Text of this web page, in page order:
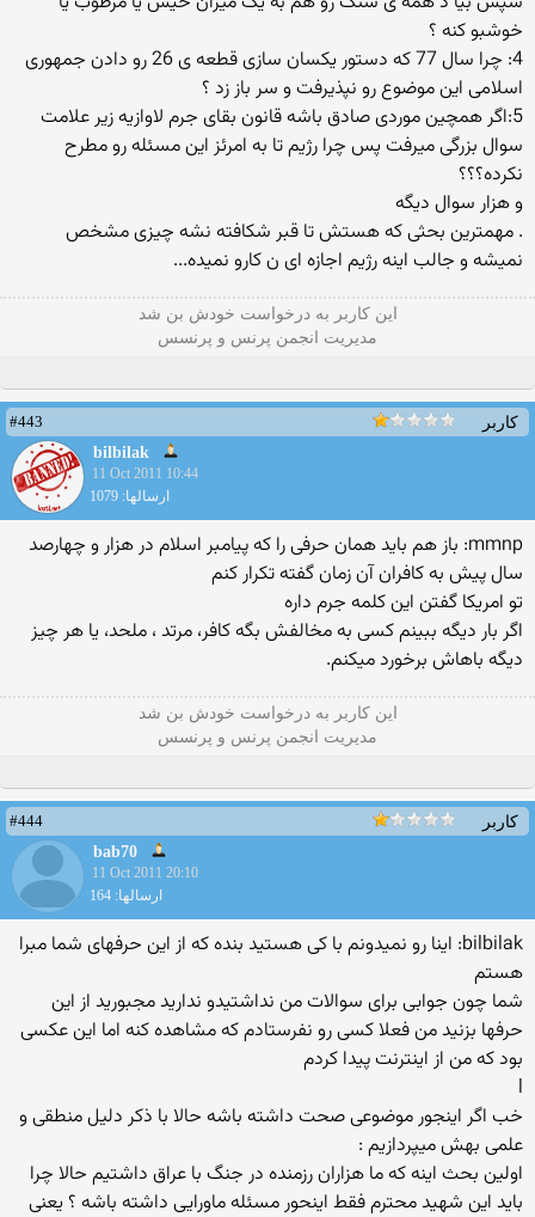
خوشبو کنه ؟
4: چرا سال 77 که دستور یکسان سازی قطعه ی 26 رو دادن جمهوری
اسلامی این موضوع رو نپذیرفت و سر باز زد ؟
5:اگر همچین موردی صادق باشه قانون بقای جرم لاوازیه زیر علامت
سوال بزرگی میرفت پس چرا رژیم تا به امرئز این مسئله رو مطرح
نکرده؟؟؟
و هزار سوال دیگه
. مهمترین بحثی که هستش تا قبر شکافته نشه چیزی مشخص
نمیشه و جالب اینه رژیم اجازه ای ن کارو نمیده...
این كاربر به درخواست خودش بن شد
مدیریت انجمن پرنس و پرنسس
کاربر
#443
bilbilak
11 Oct 2011 10:44
ارسالها: 1079
mmnp: باز هم باید همان حرفی را که پیامبر اسلام در هزار و چهارصد
سال پیش به کافران آن زمان گفته تکرار کنم
تو امریکا گفتن این کلمه جرم داره
اگر بار دیگه ببینم کسی به مخالفش بگه کافر، مرتد ، ملحد، یا هر چیز
دیگه باهاش برخورد میکنم.
این كاربر به درخواست خودش بن شد
مدیریت انجمن پرنس و پرنسس
کاربر
#444
bab70
11 Oct 2011 20:10
ارسالها: 164
bilbilak: اینا رو نمیدونم با كی هستید بنده كه از این حرفهای شما مبرا
هستم
شما چون جوابی برای سوالات من نداشتیدو ندارید مجبورید از این
حرفها بزنید من فعلا كسی رو نفرستادم كه مشاهده كنه اما این عكسی
بود كه من از اینترنت پیدا كردم
l
خب اگر اینجور موضوعی صحت داشته باشه حالا با ذکر دلیل منطقی و
علمی بهش میپردازیم :
اولین بحث اینه که ما هزاران رزمنده در جنگ با عراق داشتیم حالا چرا
باید این شهید محترم فقط اینحور مسئله ماورایی داشته باشه ؟ یعنی